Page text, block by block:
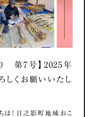
第7号】2025年
しくお願いいたし
！ 日之影町地域おこ